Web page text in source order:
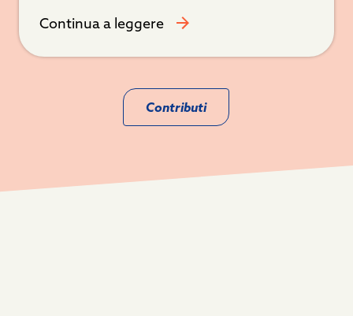
Continua a leggere
Contributi